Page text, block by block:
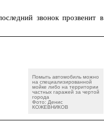
звонок прозвенит в
Помыть автомобиль можно
на специализированной
мойке либо на территории
частных гаражей за чертой
города
Фото: Денис
КОЖЕВНИКОВ